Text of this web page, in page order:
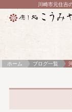
川崎市元住吉
ホーム ブログ一覧